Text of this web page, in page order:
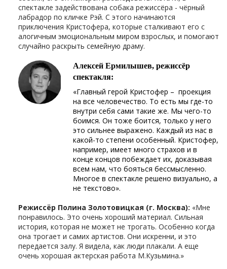
спектакле задействована собака режиссёра - чёрный
лабрадор по кличке Рэй. С этого начинаются
приключения Кристофера, которые сталкивают его с
алогичным эмоциональным миром взрослых, и помогают
случайно раскрыть семейную драму.
Алексей Ермилышев, режиссёр
спектакля:
«Главный герой Кристофер – проекция
на все человечество. То есть мы где-то
внутри себя сами такие же. Мы чего-то
боимся. Он тоже боится, только у него
это сильнее выражено. Каждый из нас в
какой-то степени особенный. Кристофер,
например, имеет много страхов и в
конце концов побеждает их, доказывая
всем нам, что бояться бессмысленно.
Многое в спектакле решено визуально, а
не текстово».
Режиссёр Полина Золотовицкая (г. Москва): «Мне
понравилось. Это очень хороший материал. Сильная
история, которая не может не трогать. Особенно когда
она трогает и самих артистов. Они искренни, и это
передается залу. Я видела, как люди плакали. А еще
очень хорошая актерская работа М.Кузьмина.»